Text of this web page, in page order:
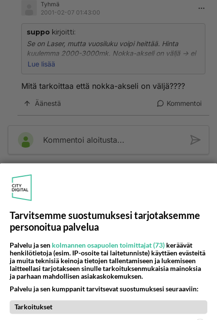
Tyhmä
2001-02-07 01:43:00
suppo kirjoitti:
Se on Laser, mutta vuosiluku voipi heittää. Hinta
kuulemma 2000-3000mk. Nokka-akseli on väljä -> ei
jaksaa vetää. Muuta vikaa ei kuulemma ole. Pitää
niin siitä saa helposti omat pois vaikka myy heti
Lue lisää
Mitä tarkoittaa että nokka-akseli on väljä????
Äänestä Kommentoi
Kommentoi aloitusta...
Ketjusta on poistettu
LUETUIMMAT KESKUSTELUT
kenen näköinen
kaivattusi on ?
07.08.2026 16:24
Ikävä
863
Muistatko Mikkelin panttivankidraaman?
63
Tarvitsemme suostumuksesi tarjotaksemme
personoitua palvelua
Palvelu ja sen kolmannen osapuolen toimittajat (73) keräävät
henkilötietoja (esim. IP-osoite tai laitetunniste) käyttäen evästeitä
ja muita teknisiä keinoja tietojen tallentamiseen ja lukemiseen
laitteellasi tarjotakseen sinulle tarkoituksenmukaisia mainoksia
ja parhaan mahdollisen asiakaskokemuksen.
Palvelu ja sen kumppanit tarvitsevat suostumuksesi seuraaviin:
Tarkoitukset